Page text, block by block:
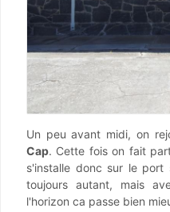
Un peu avant midi, on
Cap. Cette fois on fait
s'installe donc sur le port
toujours autant, mais
l'horizon ca passe bien